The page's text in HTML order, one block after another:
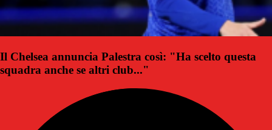
Il Chelsea annuncia Palestra così: "Ha scelto questa
squadra anche se altri club..."